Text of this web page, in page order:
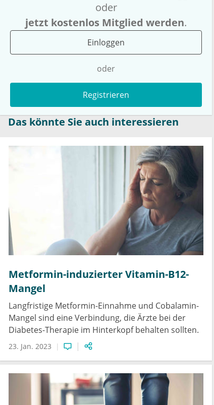
oder
jetzt kostenlos Mitglied werden.
Einloggen
oder
Registrieren
Das könnte Sie auch interessieren
Metformin-induzierter Vitamin-B12-
Mangel
Langfristige Metformin-Einnahme und Cobalamin-
Mangel sind eine Verbindung, die Ärzte bei der
Diabetes-Therapie im Hinterkopf behalten sollten.
23. Jan. 2023